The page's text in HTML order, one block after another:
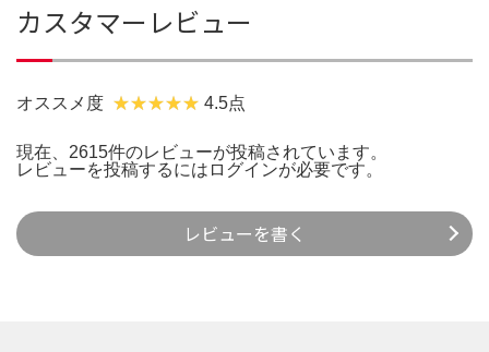
カスタマーレビュー
オススメ度 4.5点
現在、2615件のレビューが投稿されています。
レビューを投稿するには ログインが必要です。
レビューを書く